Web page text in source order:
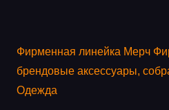
Фирменная линейка Мерч
брендовые аксессуары,
Одежда